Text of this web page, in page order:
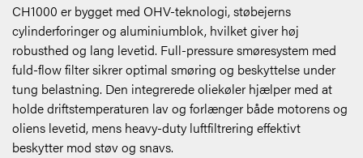
CH1000 er bygget med OHV-teknologi, støbejerns
cylinderforinger og aluminiumblok, hvilket giver høj
robusthed og lang levetid. Full-pressure smøresystem med
fuld-flow filter sikrer optimal smøring og beskyttelse under
tung belastning. Den integrerede oliekøler hjælper med at
holde driftstemperaturen lav og forlænger både motorens og
oliens levetid, mens heavy-duty luftfiltrering effektivt
beskytter mod støv og snavs.